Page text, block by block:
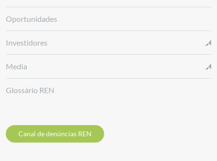
Oportunidades
Investidores
Media
Glossário REN
Canal de denúncias REN